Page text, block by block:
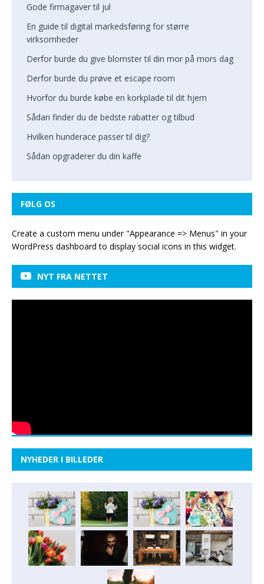
Gode firmagaver til jul
En guide til digital markedsføring for større
virksomheder
Derfor burde du give blomster til din mor på mors dag
Derfor burde du prøve et escape room
Hvorfor du burde købe en korkplade til dit hjem
Sådan finder du de bedste rabatter og tilbud
Hvilken hunderace passer til dig?
Sådan opgraderer du din kaffe
FØLG OS
Create a custom menu under "Appearance => Menus" in your
WordPress dashboard to display social icons in this widget.
NYT FRA NETTET
NYHEDER I BILLEDER